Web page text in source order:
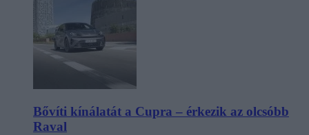
Bővíti kínálatát a Cupra – érkezik az olcsóbb
Raval